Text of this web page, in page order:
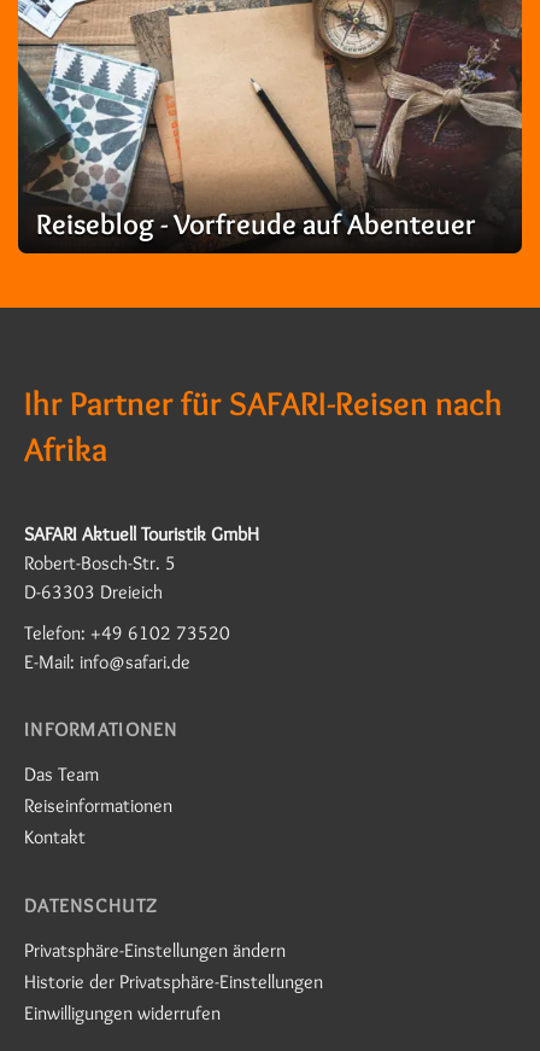
Reiseblog - Vorfreude auf Abenteuer
Ihr Partner für SAFARI-Reisen nach
Afrika
SAFARI Aktuell Touristik GmbH
Robert-Bosch-Str. 5
D-63303 Dreieich
Telefon: +49 6102 73520
E-Mail: info@safari.de
INFORMATIONEN
Das Team
Reiseinformationen
Kontakt
DATENSCHUTZ
Privatsphäre-Einstellungen ändern
Historie der Privatsphäre-Einstellungen
Einwilligungen widerrufen